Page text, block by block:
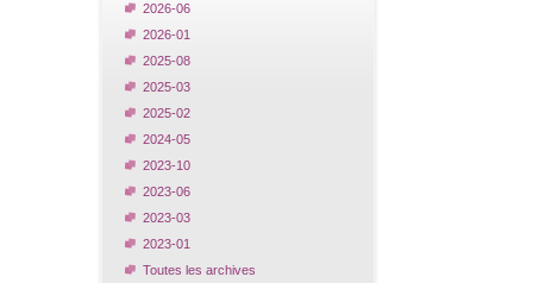
2026-06
2026-01
2025-08
2025-03
2025-02
2024-05
2023-10
2023-06
2023-03
2023-01
Toutes les archives